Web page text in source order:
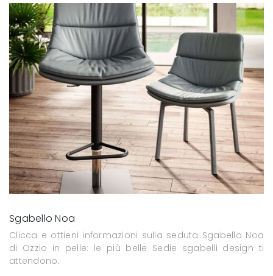
Sgabello Noa
Clicca e ottieni informazioni sulla seduta Sgabello Noa
di Ozzio in pelle: le più belle Sedie sgabelli design ti
attendono.